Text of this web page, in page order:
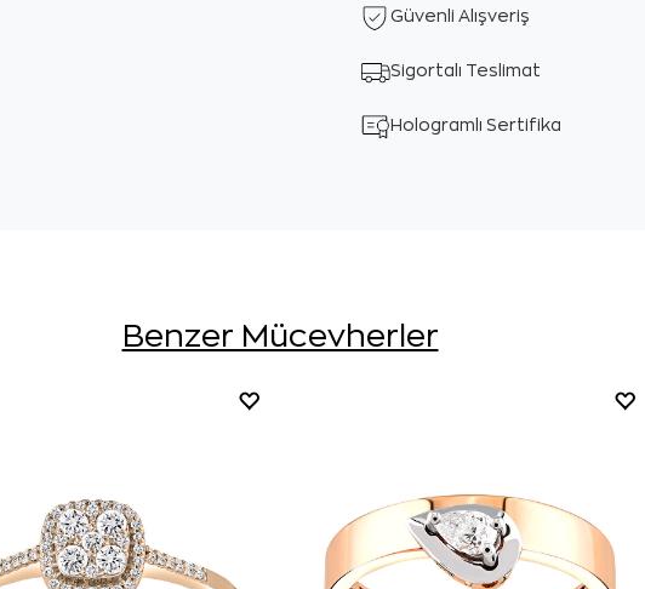
Güvenli Alışveriş
Sigortalı Teslimat
Hologramlı Sertifika
Benzer Mücevherler